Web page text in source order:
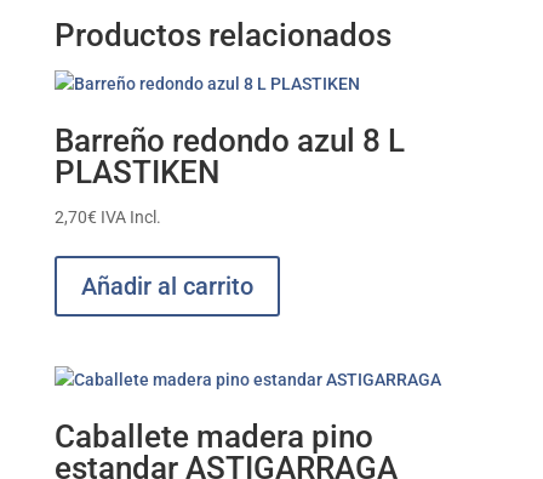
Productos relacionados
Barreño redondo azul 8 L
PLASTIKEN
2,70€ IVA Incl.
Añadir al carrito
Caballete madera pino
estandar ASTIGARRAGA